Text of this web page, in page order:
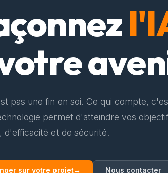
pas une fin en soi. Ce qui compte,
permet d'atteindre vos
d'efficacité et de sécurité.
sur votre projet→ Nous contacter